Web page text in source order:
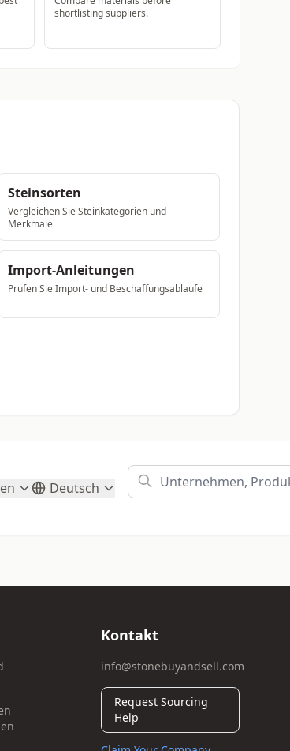
shortlisting suppliers.
Steinsorten
Vergleichen Sie Steinkategorien und
Merkmale
Import-Anleitungen
Prufen Sie Import- und Beschaffungsablaufe
Deutsch
Kontakt
info@stonebuyandsell.com
Request Sourcing
Help